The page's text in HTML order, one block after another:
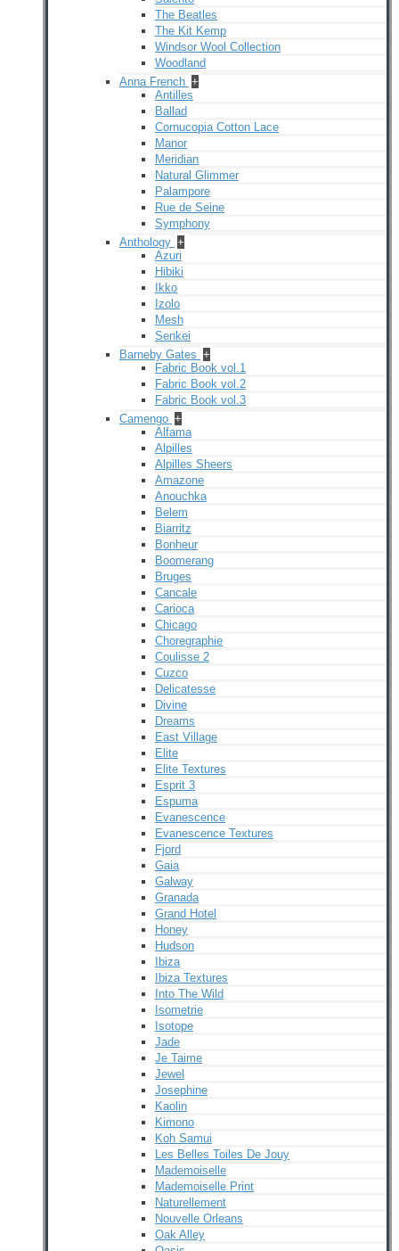
The Beatles
The Kit Kemp
Windsor Wool Collection
Woodland
Anna French +
Antilles
Ballad
Cornucopia Cotton Lace
Manor
Meridian
Natural Glimmer
Palampore
Rue de Seine
Symphony
Anthology +
Azuri
Hibiki
Ikko
Izolo
Mesh
Senkei
Barneby Gates +
Fabric Book vol.1
Fabric Book vol.2
Fabric Book vol.3
Camengo +
Alfama
Alpilles
Alpilles Sheers
Amazone
Anouchka
Belem
Biarritz
Bonheur
Boomerang
Bruges
Cancale
Carioca
Chicago
Choregraphie
Coulisse 2
Cuzco
Delicatesse
Divine
Dreams
East Village
Elite
Elite Textures
Esprit 3
Espuma
Evanescence
Evanescence Textures
Fjord
Gaia
Galway
Granada
Grand Hotel
Honey
Hudson
Ibiza
Ibiza Textures
Into The Wild
Isometrie
Isotope
Jade
Je Taime
Jewel
Josephine
Kaolin
Kimono
Koh Samui
Les Belles Toiles De Jouy
Mademoiselle
Mademoiselle Print
Naturellement
Nouvelle Orleans
Oak Alley